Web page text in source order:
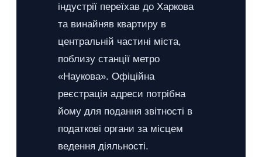
індустрії переїхав до Харкова
та винайняв квартиру в
центральній частині міста,
поблизу станції метро
«Наукова». Офіційна
реєстрація адреси потрібна
йому для подання звітності в
податкові органи за місцем
ведення діяльності.